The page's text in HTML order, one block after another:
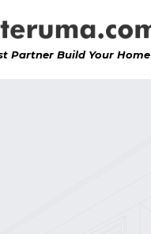
Partner Build Your Home